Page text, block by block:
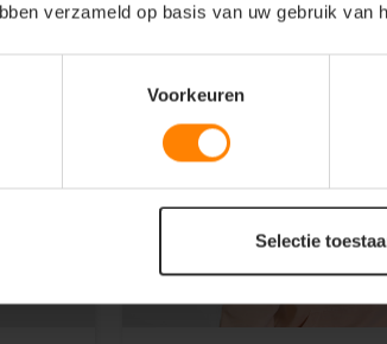
verzameld op basis van uw gebruik van
Voorkeuren
Selectie